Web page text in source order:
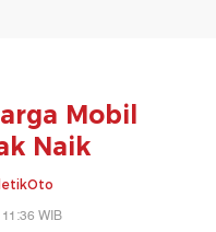
Mobil
Naik
WIB